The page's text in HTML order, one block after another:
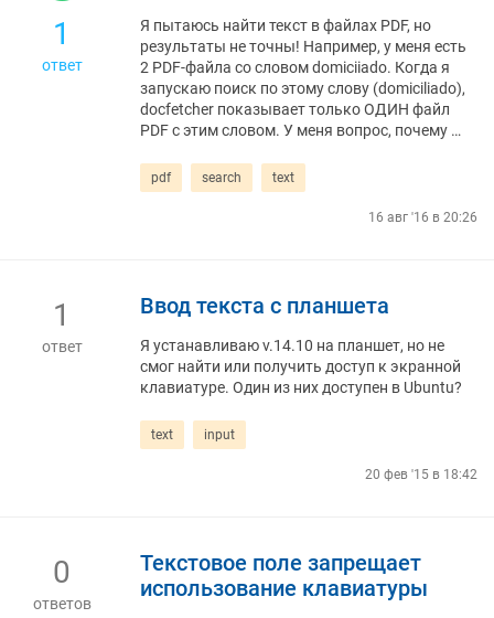
1
ответ
Я пытаюсь найти текст в файлах PDF, но
результаты не точны! Например, у меня есть
2 PDF-файла со словом domiciiado. Когда я
запускаю поиск по этому слову (domiciliado),
docfetcher показывает только ОДИН файл
PDF с этим словом. У меня вопрос, почему …
pdf search text
16 авг '16 в 20:26
1
ответ
Ввод текста с планшета
Я устанавливаю v.14.10 на планшет, но не
смог найти или получить доступ к экранной
клавиатуре. Один из них доступен в Ubuntu?
text input
20 фев '15 в 18:42
0
ответов
Текстовое поле запрещает
использование клавиатуры